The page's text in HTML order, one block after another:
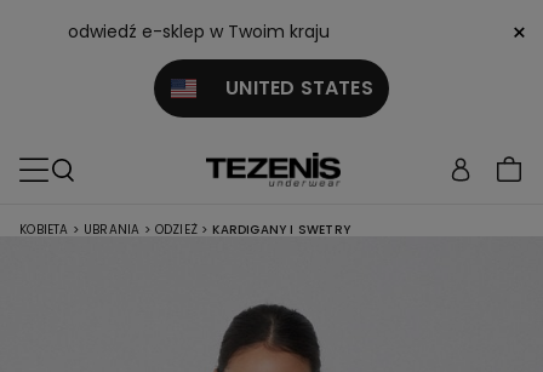
odwiedź e-sklep w Twoim kraju
UNITED STATES
×
KOBIETA > UBRANIA > ODZIEŻ > KARDIGANY I SWETRY